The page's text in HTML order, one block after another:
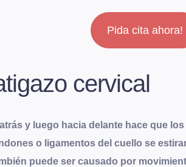
Pida cita ahora!
cervical
y luego hacia delante hace que
o ligamentos del cuello se
puede ser causado por